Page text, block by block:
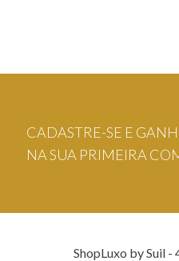
CADASTRE-SE E
NA SUA PRIMEIRA
ShopLuxo by Suil -